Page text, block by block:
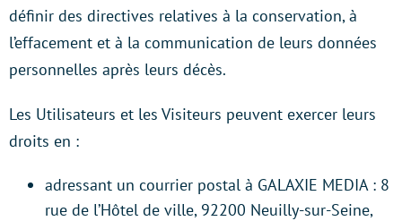
définir des directives relatives à la conservation, à
l’effacement et à la communication de leurs données
personnelles après leurs décès.
Les Utilisateurs et les Visiteurs peuvent exercer leurs
droits en :
adressant un courrier postal à GALAXIE MEDIA : 8
rue de l’Hôtel de ville, 92200 Neuilly-sur-Seine,